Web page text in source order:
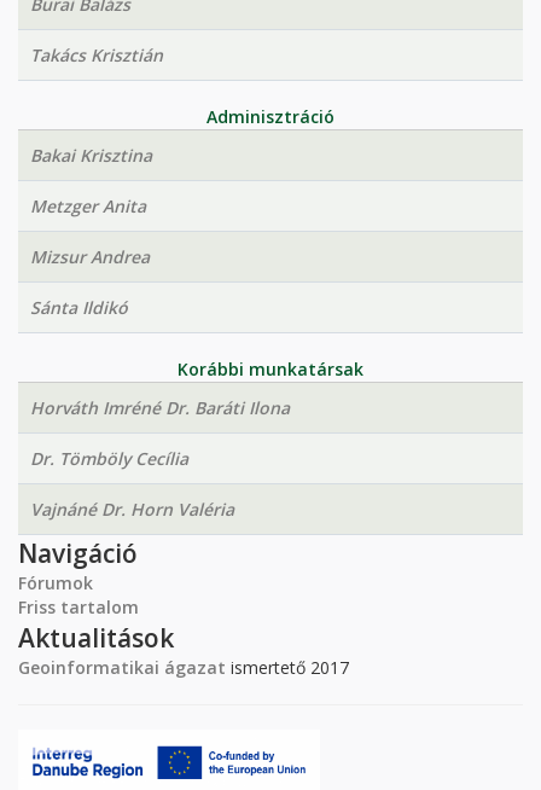
Takács Krisztián
Adminisztráció
Bakai Krisztina
Metzger Anita
Mizsur Andrea
Sánta Ildikó
Korábbi munkatársak
Horváth Imréné Dr. Baráti Ilona
Dr. Tömböly Cecília
Vajnáné Dr. Horn Valéria
Navigáció
Fórumok
Friss tartalom
Aktualitások
Geoinformatikai ágazat ismertető 2017